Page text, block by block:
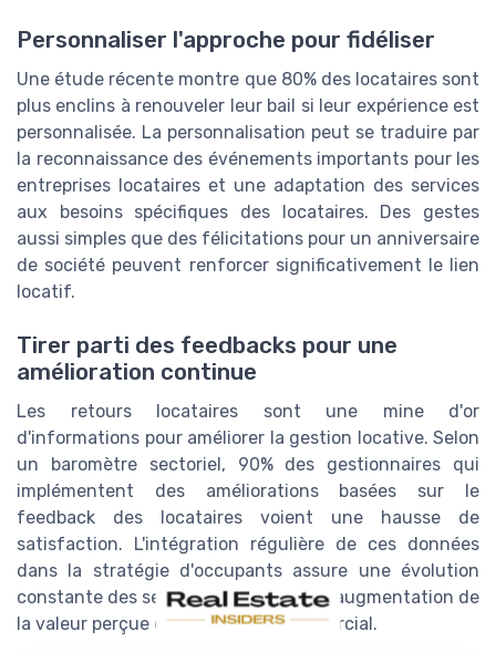
Personnaliser l'approche pour fidéliser
Une étude récente montre que 80% des locataires sont
plus enclins à renouveler leur bail si leur expérience est
personnalisée. La personnalisation peut se traduire par
la reconnaissance des événements importants pour les
entreprises locataires et une adaptation des services
aux besoins spécifiques des locataires. Des gestes
aussi simples que des félicitations pour un anniversaire
de société peuvent renforcer significativement le lien
locatif.
Tirer parti des feedbacks pour une
amélioration continue
Les retours locataires sont une mine d'or
d'informations pour améliorer la gestion locative. Selon
un baromètre sectoriel, 90% des gestionnaires qui
implémentent des améliorations basées sur le
feedback des locataires voient une hausse de
satisfaction. L'intégration régulière de ces données
dans la stratégie d'occupants assure une évolution
constante des services offerts et une augmentation de
la valeur perçue de l'immobilier commercial.